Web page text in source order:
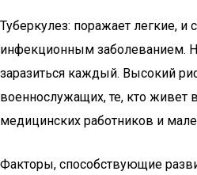
Туберкулез: поражает легкие, и
инфекционным заболеванием.
заразиться каждый. Высокий
военнослужащих, те, кто живет
медицинских работников и
Факторы, способствующие